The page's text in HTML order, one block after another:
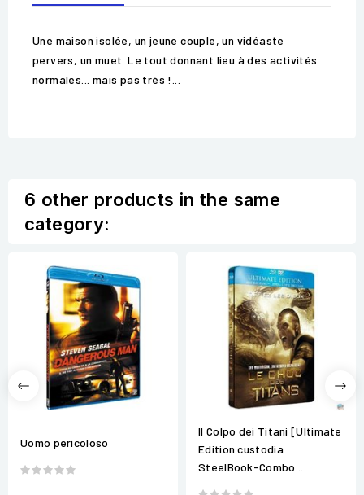
Une maison isolée, un jeune couple, un vidéaste
pervers, un muet. Le tout donnant lieu à des activités
normales... mais pas très !...
6 other products in the same
category:
Uomo pericoloso
Il Colpo dei Titani [Ultimate
Edition custodia
SteelBook-Combo...